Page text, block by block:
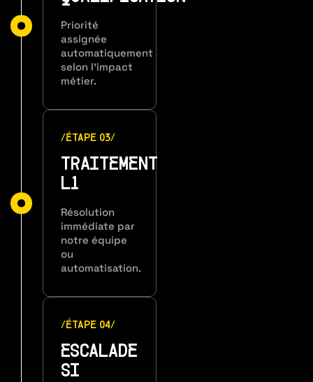
Priorité
assignée
automatiquement
selon l’impact
métier.
/ÉTAPE 03/
TRAITEMENT
L1
Résolution
immédiate par
notre équipe
ou
automatisation.
/ÉTAPE 04/
ESCALADE
SI